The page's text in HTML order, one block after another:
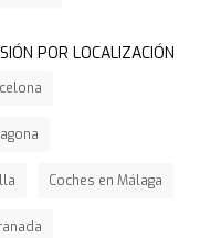
POR LOCALIZACIÓN
Coches en Málaga